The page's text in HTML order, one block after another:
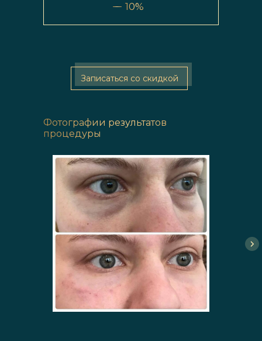
10%
Записаться со скидкой
Фотографии результатов
процедуры